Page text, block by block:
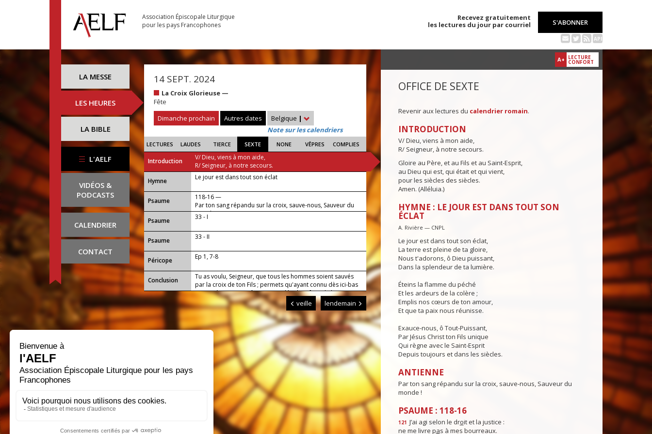
Association Épiscopale Liturgique
pour les pays Francophones
Recevez gratuitement
les lectures du jour par courriel
S'ABONNER
API
LA MESSE
LES HEURES
LA BIBLE
L'AELF
VIDÉOS &
PODCASTS
CALENDRIER
CONTACT
14 SEPT. 2024
La Croix Glorieuse —
Fête
Dimanche prochain
Autres dates Belgique |
Note sur les calendriers
LECTURES LAUDES TIERCE SEXTE NONE VÊPRES COMPLIES
Introduction
V/ Dieu, viens à mon aide,
R/ Seigneur, à notre secours.
...
Hymne Le jour est dans tout son éclat
Psaume
118-16 —
Par ton sang répandu sur la croix, sauve-nous, Sauveur du
monde !
Psaume
33 - I
Psaume 33 - II
Péricope Ep 1, 7-8
Conclusion
Tu as voulu, Seigneur, que tous les hommes soient sauvés
par la croix de ton Fils ; permets qu'ayant connu dès ici-bas
ce mystère, nous goûtions au ciel les bienfaits de la
rédemption.
veille lendemain
A+ LECTURE
CONFORT
OFFICE DE SEXTE
Revenir aux lectures du calendrier romain.
INTRODUCTION
V/ Dieu, viens à mon aide,
R/ Seigneur, à notre secours.
Gloire au Père, et au Fils et au Saint-Esprit,
au Dieu qui est, qui était et qui vient,
pour les siècles des siècles.
Amen. (Alléluia.)
HYMNE : LE JOUR EST DANS TOUT SON
ÉCLAT
A. Rivière — CNPL
Le jour est dans tout son éclat,
La terre est pleine de ta gloire,
Nous t'adorons, ô Dieu puissant,
Dans la splendeur de ta lumière.
Éteins la flamme du péché
Et les ardeurs de la colère ;
Emplis nos cœurs de ton amour,
Et que ta paix nous réunisse.
Exauce-nous, ô Tout-Puissant,
Par Jésus Christ ton Fils unique
Qui règne avec le Saint-Esprit
Depuis toujours et dans les siècles.
ANTIENNE
Par ton sang répandu sur la croix, sauve-nous, Sauveur du
monde !
PSAUME : 118-16
121 J’ai agi selon le droit et la justice :
ne me livre pas à mes bourreaux.